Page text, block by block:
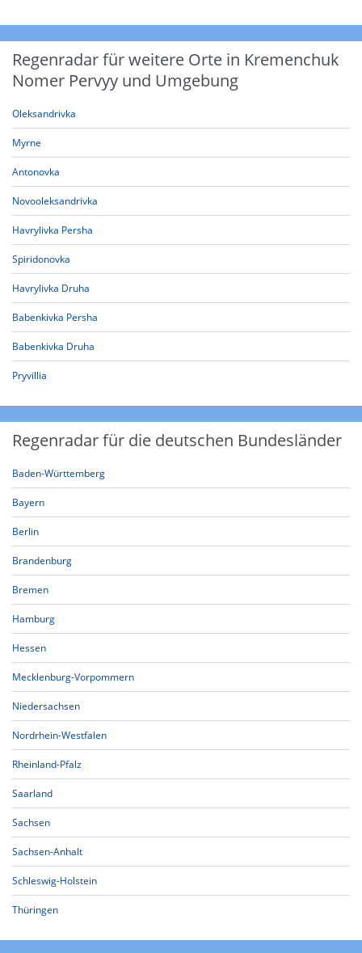
Regenradar für weitere Orte in Kremenchuk
Nomer Pervyy und Umgebung
Oleksandrivka
Myrne
Antonovka
Novooleksandrivka
Havrylivka Persha
Spiridonovka
Havrylivka Druha
Babenkivka Persha
Babenkivka Druha
Pryvillia
Regenradar für die deutschen Bundesländer
Baden-Württemberg
Bayern
Berlin
Brandenburg
Bremen
Hamburg
Hessen
Mecklenburg-Vorpommern
Niedersachsen
Nordrhein-Westfalen
Rheinland-Pfalz
Saarland
Sachsen
Sachsen-Anhalt
Schleswig-Holstein
Thüringen